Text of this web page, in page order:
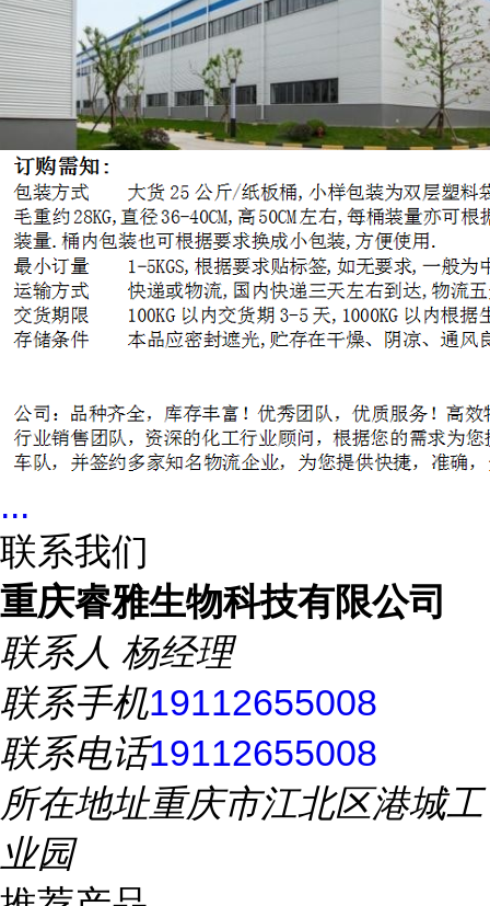
...
联系我们
重庆睿雅生物科技有限公司
联系人 杨经理
联系手机19112655008
联系电话19112655008
所在地址重庆市江北区港城工
业园